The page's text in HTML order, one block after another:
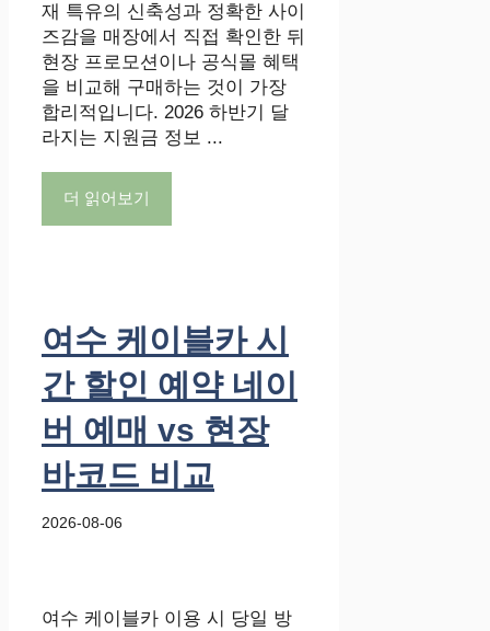
재 특유의 신축성과 정확한 사이
즈감을 매장에서 직접 확인한 뒤
현장 프로모션이나 공식몰 혜택
을 비교해 구매하는 것이 가장
합리적입니다. 2026 하반기 달
라지는 지원금 정보 ...
더 읽어보기
여수 케이블카 시
간 할인 예약 네이
버 예매 vs 현장
바코드 비교
2026-08-06
여수 케이블카 이용 시 당일 방